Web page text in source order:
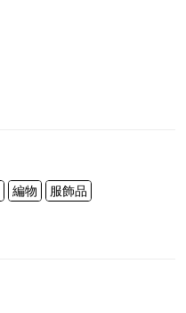
編物 服飾品